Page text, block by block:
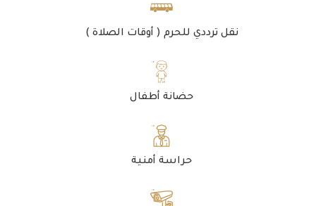
نقل ترددي للحرم ( أوقات الصلاة )
حضانة أطفال
حراسة أمنية